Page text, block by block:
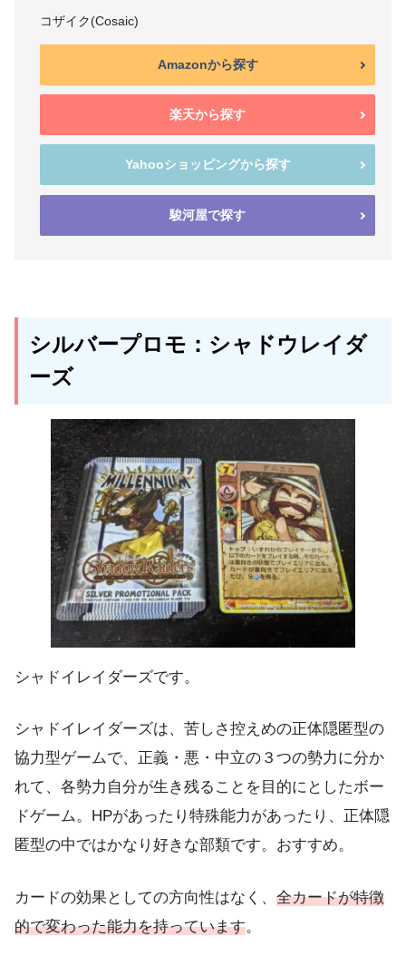
コザイク(Cosaic)
Amazonから探す
楽天から探す
Yahooショッピングから探す
駿河屋で探す
シルバープロモ：シャドウレイダ
ーズ
シャドイレイダーズです。
シャドイレイダーズは、苦しさ控えめの正体隠匿型の
協力型ゲームで、正義・悪・中立の３つの勢力に分か
れて、各勢力自分が生き残ることを目的にとしたボー
ドゲーム。HPがあったり特殊能力があったり、正体隠
匿型の中ではかなり好きな部類です。おすすめ。
カードの効果としての方向性はなく、 全カードが特徴
的で変わった能力を持っています。